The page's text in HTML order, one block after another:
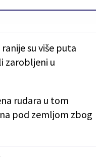
su više puta
zarobljeni u
rudara u tom
pod zemljom zbog